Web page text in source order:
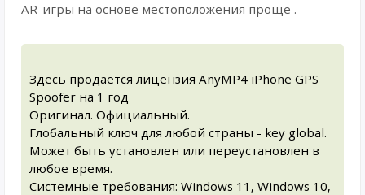
AR-игры на основе местоположения проще .
Здесь продается лицензия AnyMP4 iPhone GPS
Spoofer на 1 год
Оригинал. Официальный.
Глобальный ключ для любой страны - key global.
Может быть установлен или переустановлен в
любое время.
Системные требования: Windows 11, Windows 10,